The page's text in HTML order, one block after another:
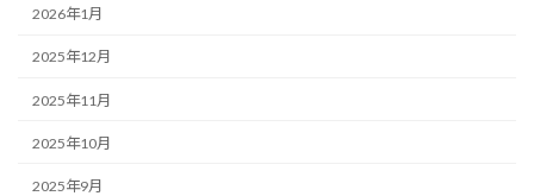
2026年1月
2025年12月
2025年11月
2025年10月
2025年9月